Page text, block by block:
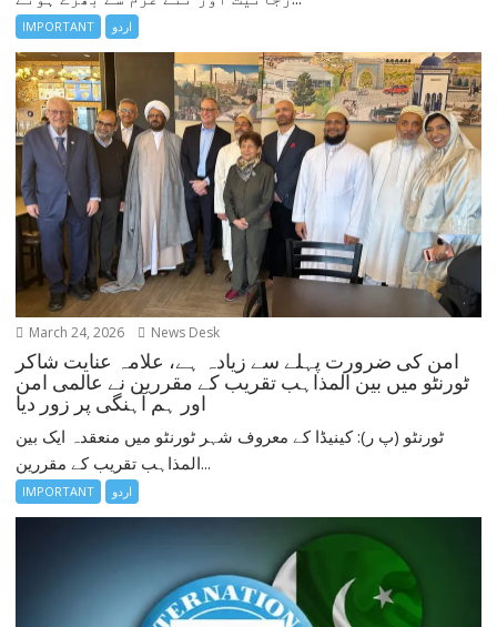
IMPORTANT اردو
March 24, 2026 News Desk
امن کی ضرورت پہلے سے زیادہ ہے، علامہ عنایت شاکر
ٹورنٹو میں بین المذاہب تقریب کے مقررین نے عالمی امن
اور ہم آہنگی پر زور دیا
ٹورنٹو (پ ر): کینیڈا کے معروف شہر ٹورنٹو میں منعقدہ ایک بین
المذاہب تقریب کے مقررین...
IMPORTANT اردو